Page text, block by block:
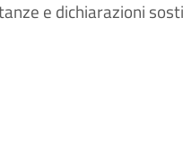
e dichiarazioni